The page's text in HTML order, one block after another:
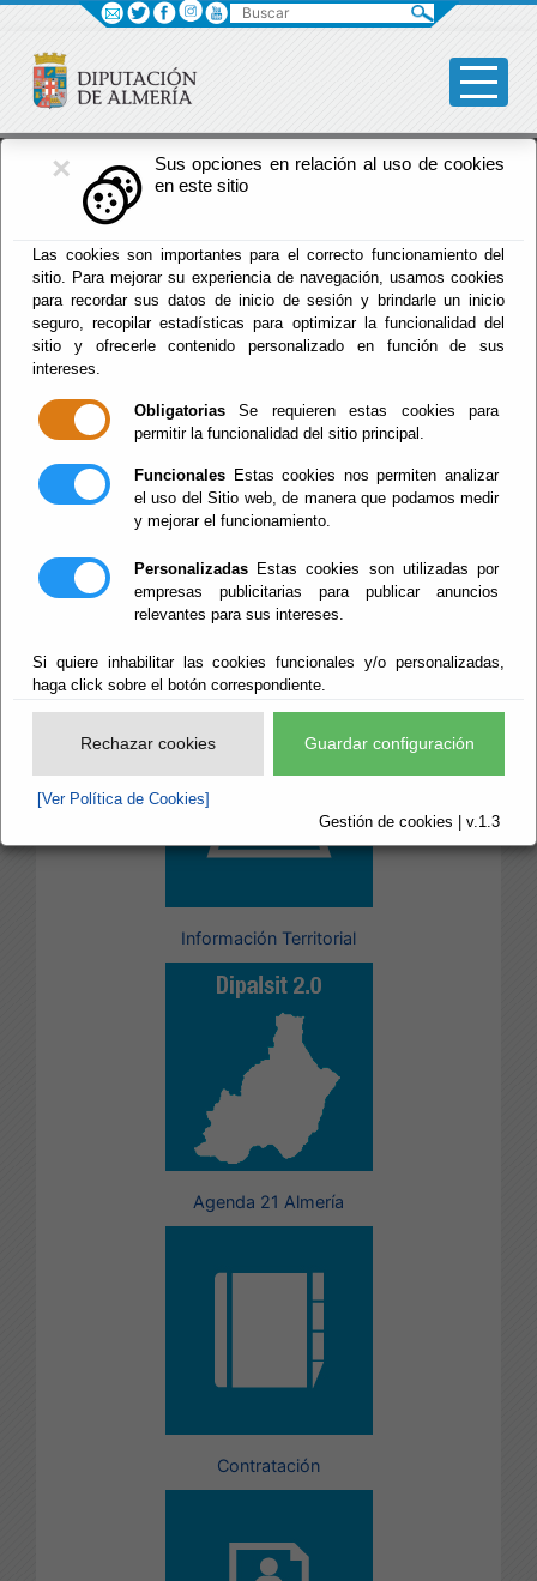
×
Sus opciones en relación al uso de cookies
en este sitio
Las cookies son importantes para el correcto funcionamiento del
sitio. Para mejorar su experiencia de navegación, usamos cookies
para recordar sus datos de inicio de sesión y brindarle un inicio
seguro, recopilar estadísticas para optimizar la funcionalidad del
sitio y ofrecerle contenido personalizado en función de sus
intereses.
Obligatorias Se requieren estas cookies para
permitir la funcionalidad del sitio principal.
Funcionales Estas cookies nos permiten analizar
el uso del Sitio web, de manera que podamos medir
y mejorar el funcionamiento.
Personalizadas Estas cookies son utilizadas por
empresas publicitarias para publicar anuncios
relevantes para sus intereses.
Si quiere inhabilitar las cookies funcionales y/o personalizadas,
haga click sobre el botón correspondiente.
Rechazar cookies Guardar configuración
[Ver Política de Cookies]
Gestión de cookies | v.1.3
Fomento
Menú Fomento
Inicio
Incidencias en carreteras
Proyecto EDUSI
Información Territorial
Agenda 21 Almería
Contratación
Buscar